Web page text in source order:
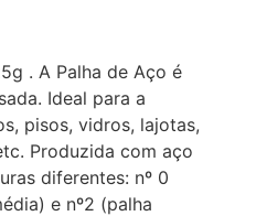
. A Palha de Aço é
Ideal para a
pisos, vidros, lajotas,
Produzida com aço
diferentes: nº 0
e nº2 (palha